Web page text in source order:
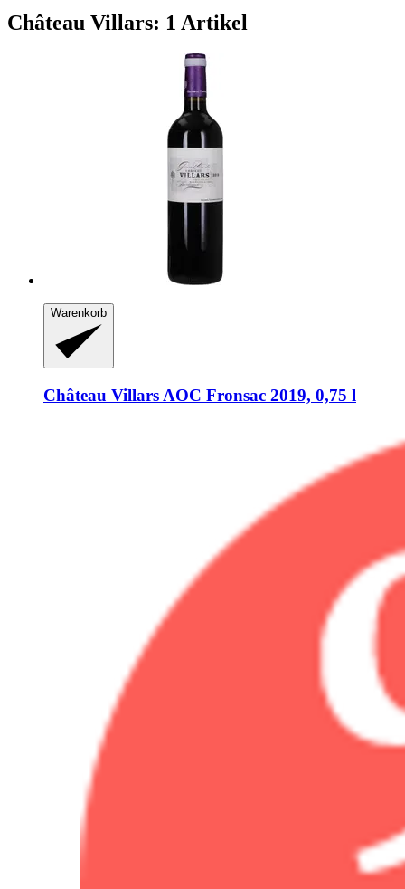
Château Villars: 1 Artikel
Warenkorb
Château Villars AOC Fronsac 2019, 0,75 l